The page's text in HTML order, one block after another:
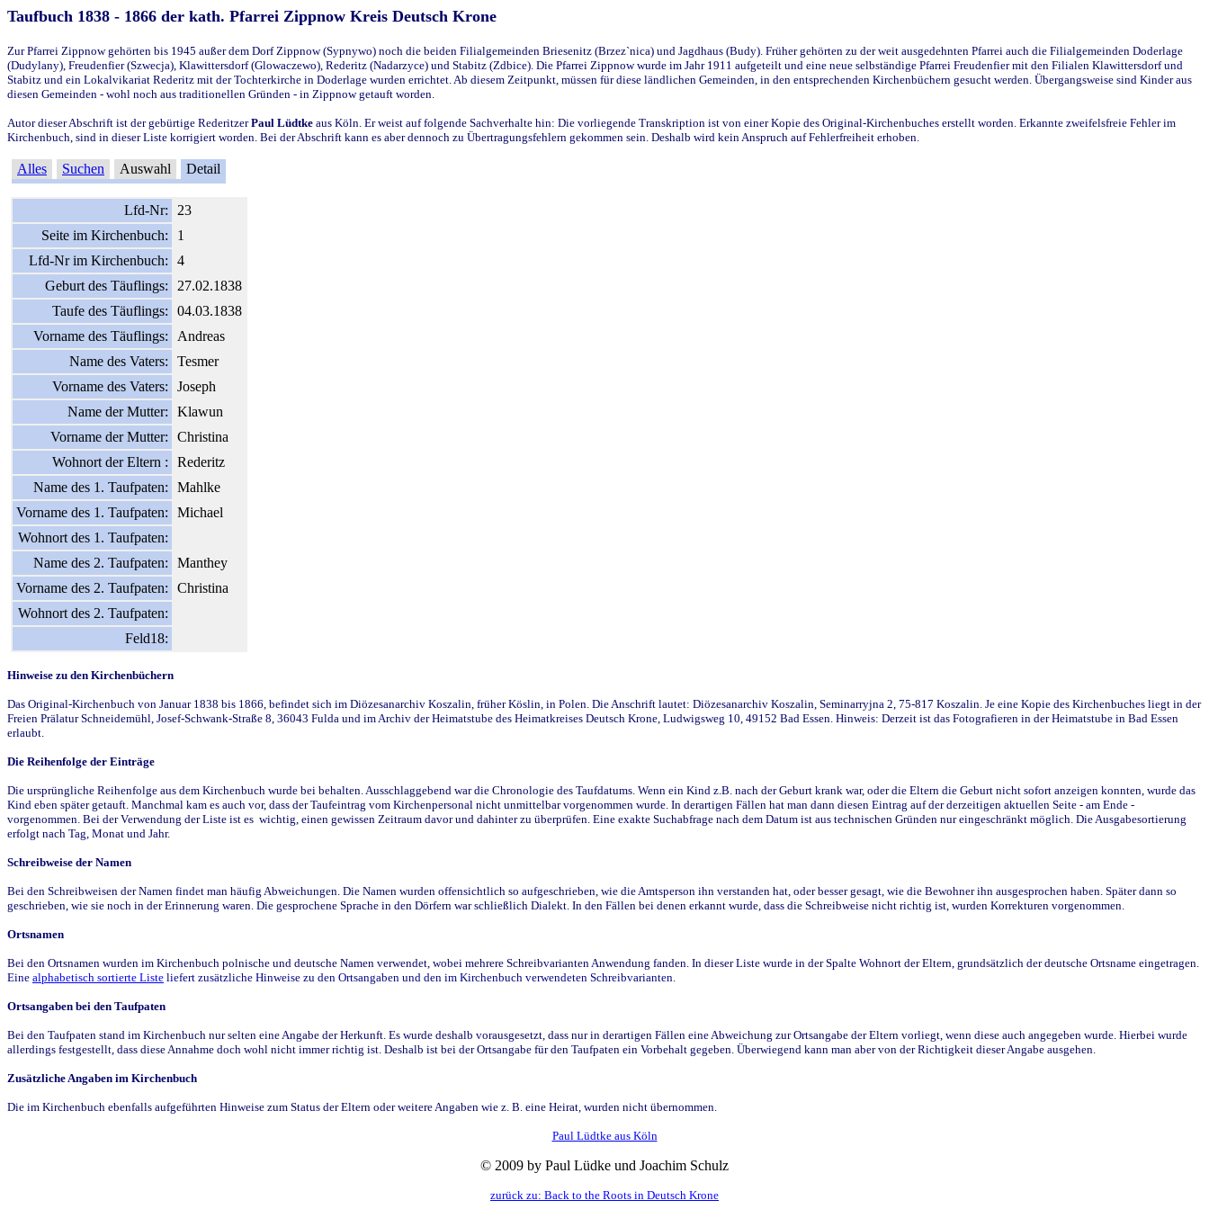
Taufbuch 1838 - 1866 der kath. Pfarrei Zippnow Kreis Deutsch Krone
Zur Pfarrei Zippnow gehörten bis 1945 außer dem Dorf Zippnow (Sypnywo) noch die beiden Filialgemeinden Briesenitz (Brzez`nica) und Jagdhaus (Budy). Früher gehörten zu der weit ausgedehnten Pfarrei auch die Filialgemeinden Doderlage
(Dudylany), Freudenfier (Szwecja), Klawittersdorf (Glowaczewo), Rederitz (Nadarzyce) und Stabitz (Zdbice). Die Pfarrei Zippnow wurde im Jahr 1911 aufgeteilt und eine neue selbständige Pfarrei Freudenfier mit den Filialen Klawittersdorf und
Stabitz und ein Lokalvikariat Rederitz mit der Tochterkirche in Doderlage wurden errichtet. Ab diesem Zeitpunkt, müssen für diese ländlichen Gemeinden, in den entsprechenden Kirchenbüchern gesucht werden. Übergangsweise sind Kinder aus
diesen Gemeinden - wohl noch aus traditionellen Gründen - in Zippnow getauft worden.
Autor dieser Abschrift ist der gebürtige RederitzerPaul Lüdtke aus Köln. Er weist auf folgende Sachverhalte hin: Die vorliegende Transkription ist von einer Kopie des Original-Kirchenbuches erstellt worden. Erkannte zweifelsfreie Fehler im
Kirchenbuch, sind in dieser Liste korrigiert worden. Bei der Abschrift kann es aber dennoch zu Übertragungsfehlern gekommen sein. Deshalb wird kein Anspruch auf Fehlerfreiheit erhoben.
Alles Suchen Auswahl Detail
Lfd-Nr:
23
Seite im Kirchenbuch:
1
Lfd-Nr im Kirchenbuch:
4
Geburt des Täuflings:
27.02.1838
Taufe des Täuflings:
04.03.1838
Vorname des Täuflings:
Andreas
Name des Vaters:
Tesmer
Vorname des Vaters:
Joseph
Name der Mutter:
Klawun
Vorname der Mutter:
Christina
Wohnort der Eltern :
Rederitz
Name des 1. Taufpaten:
Mahlke
Vorname des 1. Taufpaten:
Michael
Wohnort des 1. Taufpaten:
Name des 2. Taufpaten:
Manthey
Vorname des 2. Taufpaten:
Christina
Wohnort des 2. Taufpaten:
Feld18:
Hinweise zu den Kirchenbüchern
Das Original-Kirchenbuch von Januar 1838 bis 1866, befindet sich im Diözesanarchiv Koszalin, früher Köslin, in Polen. Die Anschrift lautet: Diözesanarchiv Koszalin, Seminarryjna 2, 75-817 Koszalin. Je eine Kopie des Kirchenbuches liegt in der
Freien Prälatur Schneidemühl, Josef-Schwank-Straße 8, 36043 Fulda und im Archiv der Heimatstube des Heimatkreises Deutsch Krone, Ludwigsweg 10, 49152 Bad Essen. Hinweis: Derzeit ist das Fotografieren in der Heimatstube in Bad Essen
erlaubt.
Die Reihenfolge der Einträge
Die ursprüngliche Reihenfolge aus dem Kirchenbuch wurde bei behalten. Ausschlaggebend war die Chronologie des Taufdatums. Wenn ein Kind z.B. nach der Geburt krank war, oder die Eltern die Geburt nicht sofort anzeigen konnten, wurde das
Kind eben später getauft. Manchmal kam es auch vor, dass der Taufeintrag vom Kirchenpersonal nicht unmittelbar vorgenommen wurde. In derartigen Fällen hat man dann diesen Eintrag auf der derzeitigen aktuellen Seite - am Ende -
vorgenommen. Bei der Verwendung der Liste ist es wichtig, einen gewissen Zeitraum davor und dahinter zu überprüfen. Eine exakte Suchabfrage nach dem Datum ist aus technischen Gründen nur eingeschränkt möglich. Die Ausgabesortierung
erfolgt nach Tag, Monat und Jahr.
Schreibweise der Namen
Bei den Schreibweisen der Namen findet man häufig Abweichungen. Die Namen wurden offensichtlich so aufgeschrieben, wie die Amtsperson ihn verstanden hat, oder besser gesagt, wie die Bewohner ihn ausgesprochen haben. Später dann so
geschrieben, wie sie noch in der Erinnerung waren. Die gesprochene Sprache in den Dörfern war schließlich Dialekt. In den Fällen bei denen erkannt wurde, dass die Schreibweise nicht richtig ist, wurden Korrekturen vorgenommen.
Ortsnamen
Bei den Ortsnamen wurden im Kirchenbuch polnische und deutsche Namen verwendet, wobei mehrere Schreibvarianten Anwendung fanden. In dieser Liste wurde in der Spalte Wohnort der Eltern, grundsätzlich der deutsche Ortsname eingetragen.
Eine alphabetisch sortierte Liste liefert zusätzliche Hinweise zu den Ortsangaben und den im Kirchenbuch verwendeten Schreibvarianten.
Ortsangaben bei den Taufpaten
Bei den Taufpaten stand im Kirchenbuch nur selten eine Angabe der Herkunft. Es wurde deshalb vorausgesetzt, dass nur in derartigen Fällen eine Abweichung zur Ortsangabe der Eltern vorliegt, wenn diese auch angegeben wurde. Hierbei wurde
allerdings festgestellt, dass diese Annahme doch wohl nicht immer richtig ist. Deshalb ist bei der Ortsangabe für den Taufpaten ein Vorbehalt gegeben. Überwiegend kann man aber von der Richtigkeit dieser Angabe ausgehen.
Zusätzliche Angaben im Kirchenbuch
Die im Kirchenbuch ebenfalls aufgeführten Hinweise zum Status der Eltern oder weitere Angaben wie z. B. eine Heirat, wurden nicht übernommen.
Paul Lüdtke aus Köln
© 2009 by Paul Lüdke und Joachim Schulz
zurück zu: Back to the Roots in Deutsch Krone